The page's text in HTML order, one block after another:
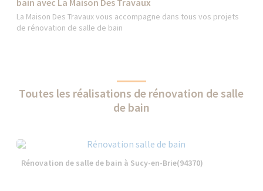
La Maison Des Travaux vous accompagne dans tous vos projets
de rénovation de salle de bain
Toutes les réalisations de rénovation de salle
de bain
Rénovation de salle de bain à Sucy-en-Brie(94370)